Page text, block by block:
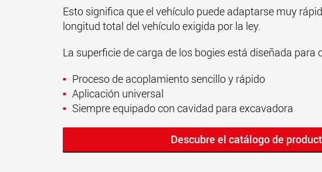
Esto significa que el vehículo puede adaptarse muy
longitud total del vehículo exigida por la ley.
La superficie de carga de los bogies está diseñada para
Proceso de acoplamiento sencillo y rápido
Aplicación universal
Siempre equipado con cavidad para excavadora
Descubre el catálogo de